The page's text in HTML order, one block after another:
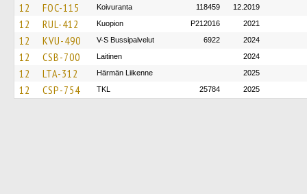
12 FOC-115 Koivuranta 118459 12.2019
12 RUL-412 Kuopion P212016 2021
12 KVU-490 V-S Bussipalvelut 6922 2024
12 CSB-700 Laitinen 2024
12 LTA-312 Härmän Liikenne 2025
12 CSP-754 TKL 25784 2025